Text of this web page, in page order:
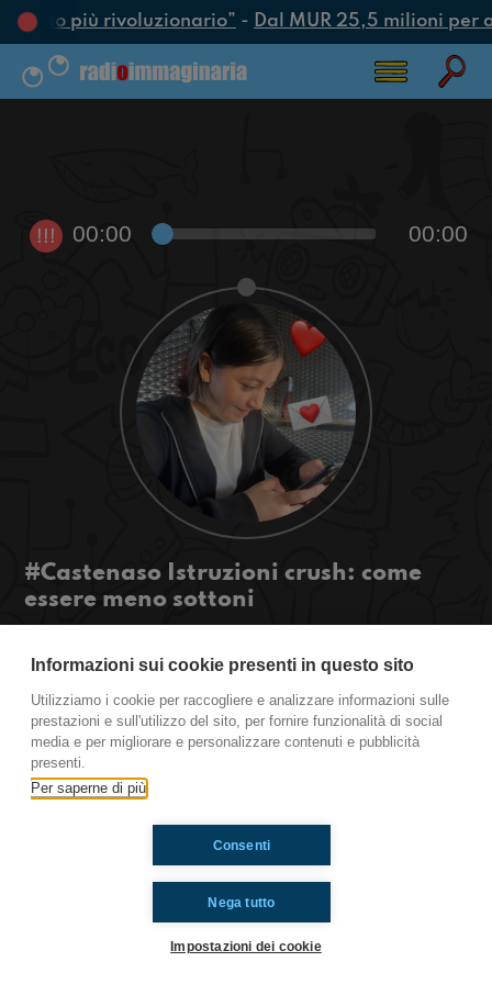
l’atto più rivoluzionario”- Dal MUR 25,5 milioni
!!! 00:00 00:00
#Castenaso Istruzioni crush: come
essere meno sottoni
Ciao ragazzi, siamo Viola, Alessia e Alice dalla
“regole” per non apparire sottone e delle
paghette settimanali. Ascoltateci!
Ti è piaciuto? Condividilo!
Informazioni sui cookie presenti in questo sito
Utilizziamo i cookie per raccogliere e analizzare informazioni sulle
prestazioni e sull'utilizzo del sito, per fornire funzionalità di social
media e per migliorare e personalizzare contenuti e pubblicità
presenti.
Per saperne di più
Nega tutto
Consenti
Impostazioni dei cookie